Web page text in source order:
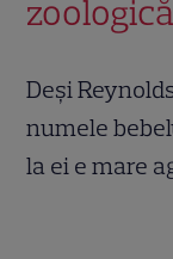
Deși
numele
la ei e mare